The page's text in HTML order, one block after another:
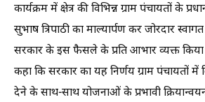
कार्यक्रम में क्षेत्र की विभिन्न ग्राम पंचायतों के
सुभाष त्रिपाठी का माल्यार्पण कर जोरदार
सरकार के इस फैसले के प्रति आभार व्यक्त
कहा कि सरकार का यह निर्णय ग्राम पंचायतों में
देने के साथ-साथ योजनाओं के प्रभावी